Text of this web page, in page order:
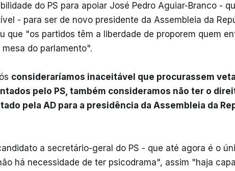
do PS para apoiar José Pedro Aguiar-Branco -
- para ser de novo presidente da Assembleia da
que "os partidos têm a liberdade de proporem quem
do parlamento".
consideraríamos inaceitável que procurassem
pelo PS, também consideramos não ter o
pela AD para a presidência da Assembleia da
a secretário-geral do PS - que até agora é o
há necessidade de ter psicodrama", assim "haja